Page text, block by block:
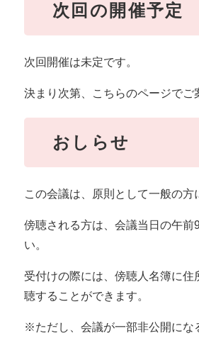
次回の開催予定
次回開催は未定です。
決まり次第、こちらのページでご
おしらせ
この会議は、原則として一般の方
傍聴される方は、会議当日の午
い。
受付けの際には、傍聴人名簿に
聴することができます。
※ただし、会議が一部非公開にな